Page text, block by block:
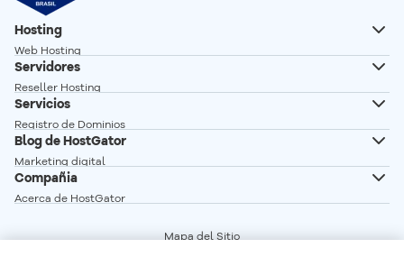
Hosting
Web Hosting
Hosting Wordpress
Creador de Sitios
Servidores
Reseller Hosting
Servidor VPS
Servidor VPS n8n autoalojado
Servidor Dedicado Linux
Servidor Dedicado Windows
Servicios
Registro de Dominios
Transferencia de Dominios
Correo profesional
Blog de HostGator
Marketing digital
Desarrollo Web
Compañia
Acerca de HostGator
Mapa del Sitio